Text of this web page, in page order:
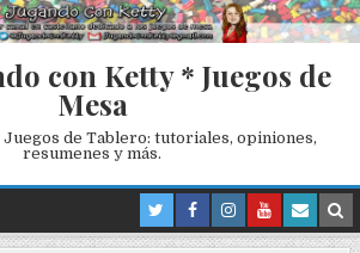
con Ketty * Juegos de
Mesa
Juegos de Tablero: tutoriales, opiniones,
resumenes y más.